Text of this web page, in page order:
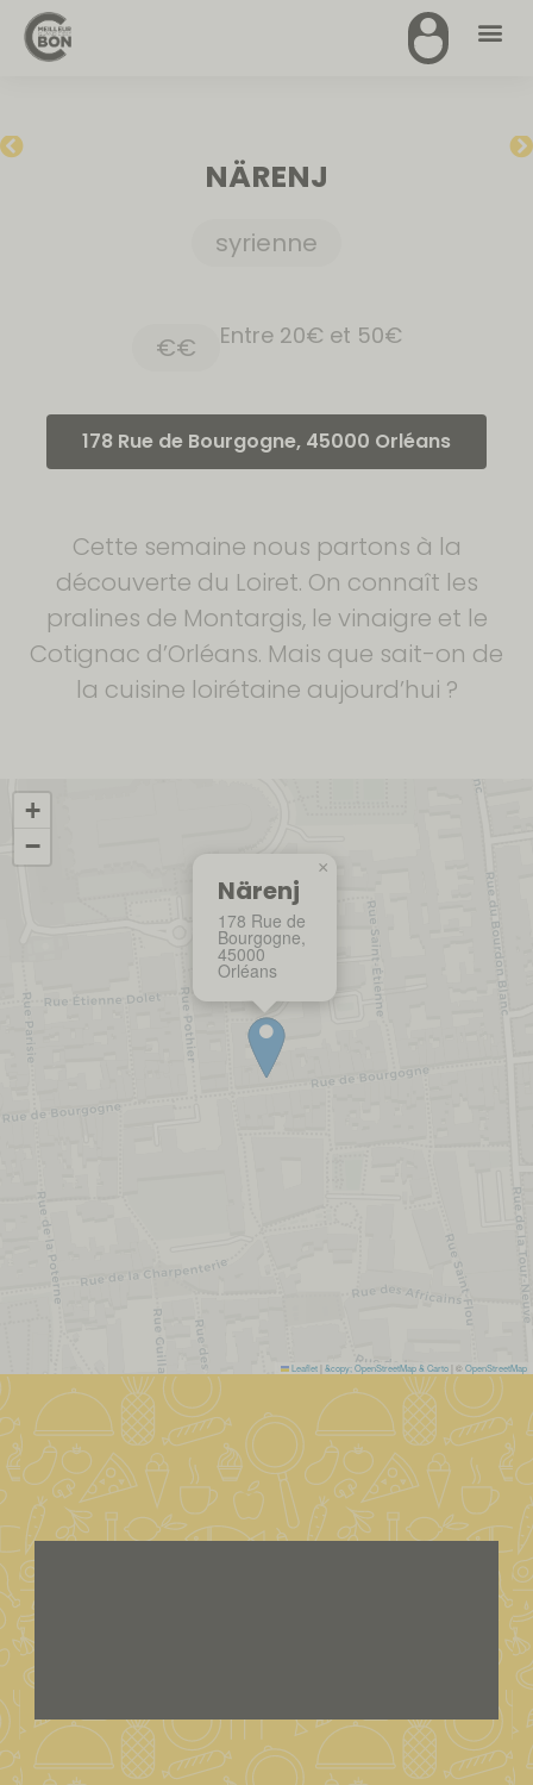
NÄRENJ
syrienne
€€ Entre 20€ et 50€
178 Rue de Bourgogne, 45000 Orléans
Cette semaine nous partons à la
découverte du Loiret. On connaît les
pralines de Montargis, le vinaigre et le
Cotignac d’Orléans. Mais que sait-on de
la cuisine loirétaine aujourd’hui ?
Närenj
178 Rue de
Bourgogne,
45000
Orléans
×
+
−
Leaflet &copy; OpenStreetMap & Carto | ©OpenStreetMap